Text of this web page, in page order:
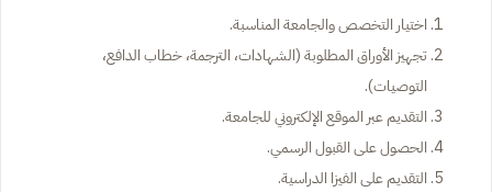
اختيار التخصص والجامعة المناسبة.
تجهيز الأوراق المطلوبة (الشهادات، الترجمة، خطاب الدافع،
التوصيات).
التقديم عبر الموقع الإلكتروني للجامعة.
الحصول على القبول الرسمي.
التقديم على الفيزا الدراسية.